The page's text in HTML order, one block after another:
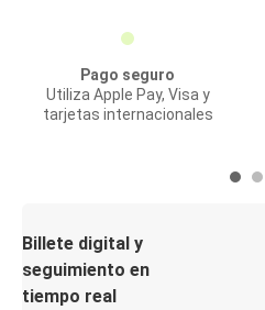
Pago seguro
Utiliza Apple Pay, Visa y
tarjetas internacionales
Billete digital y
seguimiento en
tiempo real